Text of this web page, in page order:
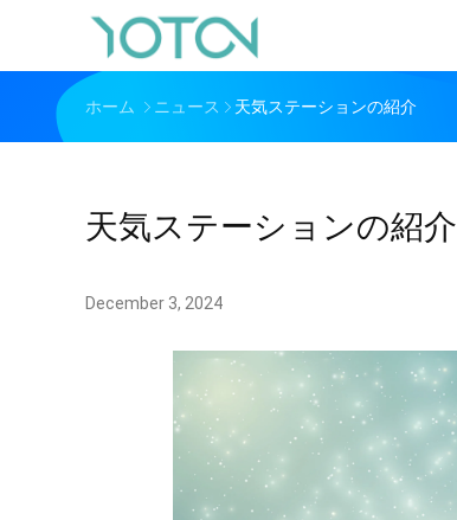
ホーム ニュース 天気ステーションの紹介
天気ステーションの紹介
December 3, 2024